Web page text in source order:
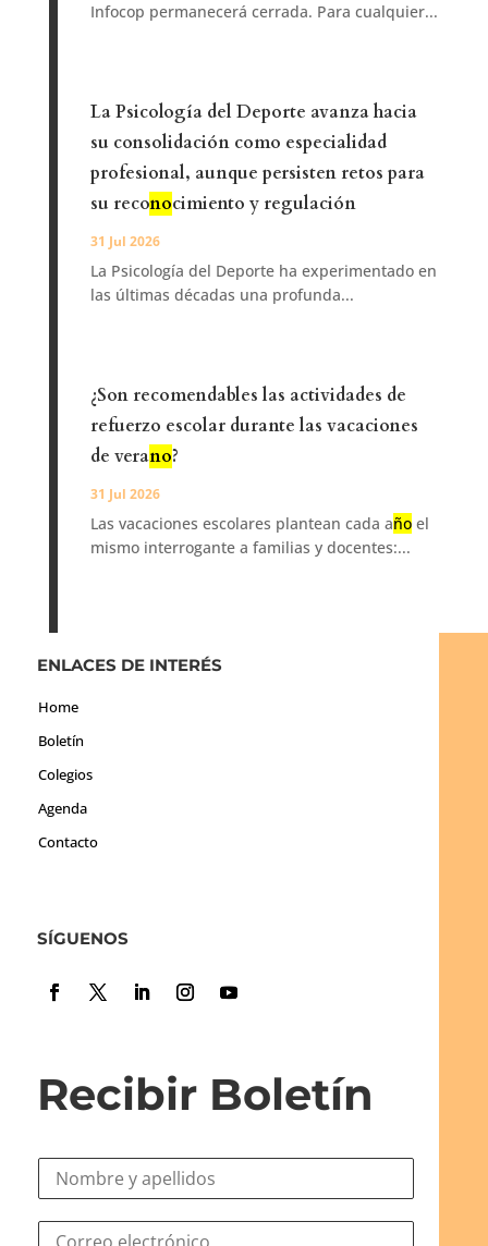
Infocop permanecerá cerrada. Para cualquier...
La Psicología del Deporte avanza hacia
su consolidación como especialidad
profesional, aunque persisten retos para
su reconocimiento y regulación
31 Jul 2026
La Psicología del Deporte ha experimentado en
las últimas décadas una profunda...
¿Son recomendables las actividades de
refuerzo escolar durante las vacaciones
de verano?
31 Jul 2026
Las vacaciones escolares plantean cada añoel
mismo interrogante a familias y docentes:...
ENLACES DE INTERÉS
Home
Boletín
Colegios
Agenda
Contacto
SÍGUENOS
Recibir Boletín
N
C
C